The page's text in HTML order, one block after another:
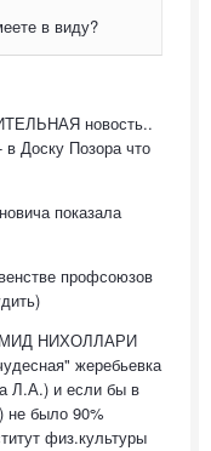
в виду?
новость..
Доску Позора что
показала
профсоюзов
УМИД НИХОЛЛАРИ
жеребьевка
Л.А.) и если бы в
не было 90%
физ.культуры